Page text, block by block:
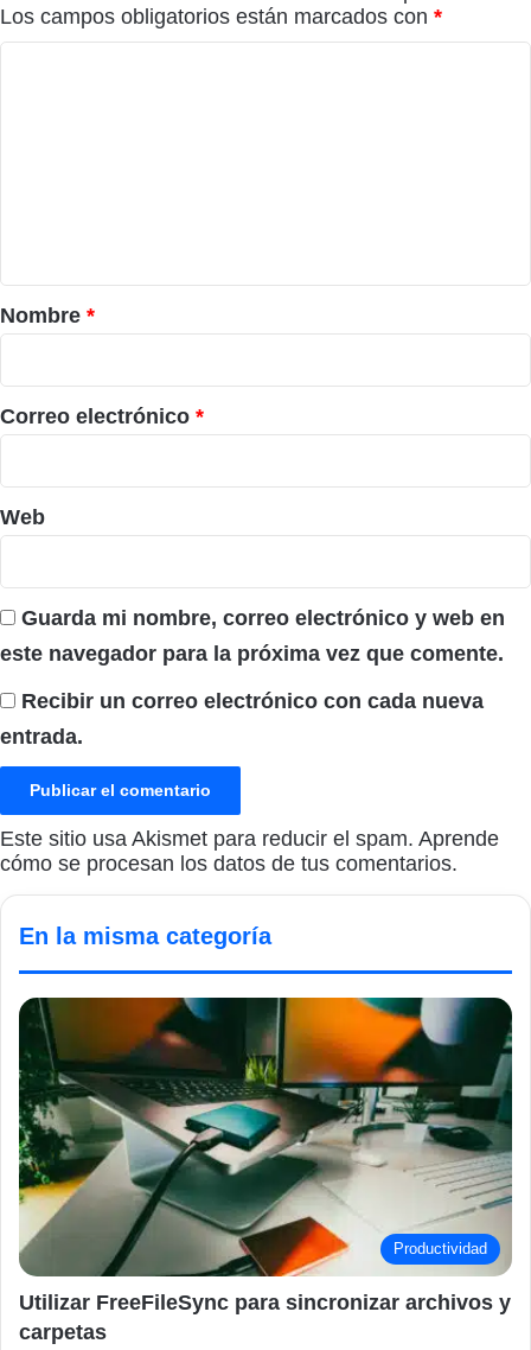
Los campos obligatorios están marcados con *
r
i
o
*
Nombre *
Correo electrónico *
Web
Guarda mi nombre, correo electrónico y web en
este navegador para la próxima vez que comente.
Recibir un correo electrónico con cada nueva
entrada.
Este sitio usa Akismet para reducir el spam. Aprende
cómo se procesan los datos de tus comentarios.
En la misma categoría
Productividad
Utilizar FreeFileSync para sincronizar archivos y
carpetas